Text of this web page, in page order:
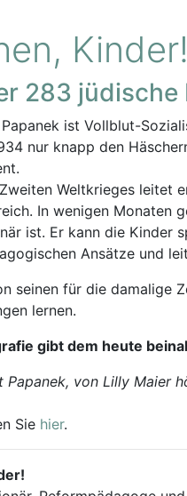
Kinder!
283
ist Vollblut-
nur knapp den
Weltkrieges leitet
In wenigen Monaten
ist. Er kann die Kinder
Ansätze und
seinen für die damalige
lernen.
gibt dem heute
Papanek, von Lilly Maier
Sie hier.